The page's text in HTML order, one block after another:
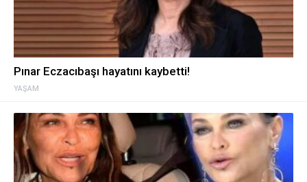
YAŞAM
Pınar Eczacıbaşı hayatını kaybetti!